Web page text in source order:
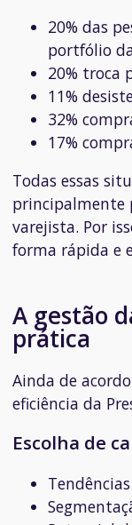
20% das
portfólio
20% troca
11%
32%
17%
Todas essas
principalmente
varejista. Por
forma rápida e
A gestão
prática
Ainda de
eficiência da
Escolha de
Tendências